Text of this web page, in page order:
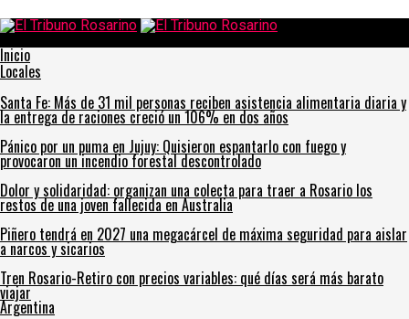
Inicio
Locales
Santa Fe: Más de 31 mil personas reciben asistencia alimentaria diaria y
la entrega de raciones creció un 106% en dos años
Pánico por un puma en Jujuy: Quisieron espantarlo con fuego y
provocaron un incendio forestal descontrolado
Dolor y solidaridad: organizan una colecta para traer a Rosario los
restos de una joven fallecida en Australia
Piñero tendrá en 2027 una megacárcel de máxima seguridad para aislar
a narcos y sicarios
Tren Rosario-Retiro con precios variables: qué días será más barato
viajar
Argentina